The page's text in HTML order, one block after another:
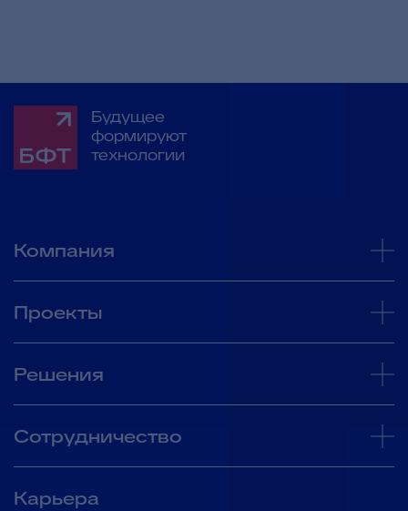
Будущее
формируют
технологии
Компания
Проекты
Решения
Сотрудничество
Карьера